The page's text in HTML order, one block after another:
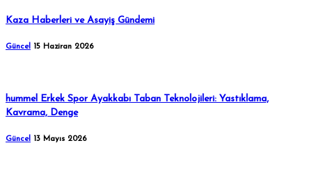
Kaza Haberleri ve Asayiş Gündemi
Güncel 15 Haziran 2026
hummel Erkek Spor Ayakkabı Taban Teknolojileri: Yastıklama,
Kavrama, Denge
Güncel 13 Mayıs 2026